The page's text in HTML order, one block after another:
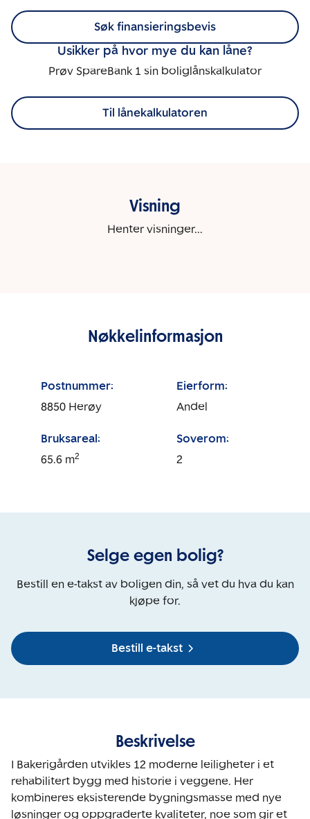
Søk finansieringsbevis
Usikker på hvor mye du kan låne?
Prøv SpareBank 1 sin boliglånskalkulator
Til lånekalkulatoren
Visning
Henter visninger...
Nøkkelinformasjon
Postnummer:
8850 Herøy
Eierform:
Andel
Bruksareal:
65.6 m2
Soverom:
2
Selge egen bolig?
Bestill en e-takst av boligen din, så vet du hva du kan
kjøpe for.
Bestill e-takst
Beskrivelse
I Bakerigården utvikles 12 moderne leiligheter i et
rehabilitert bygg med historie i veggene. Her
kombineres eksisterende bygningsmasse med nye
løsninger og oppgraderte kvaliteter, noe som gir et